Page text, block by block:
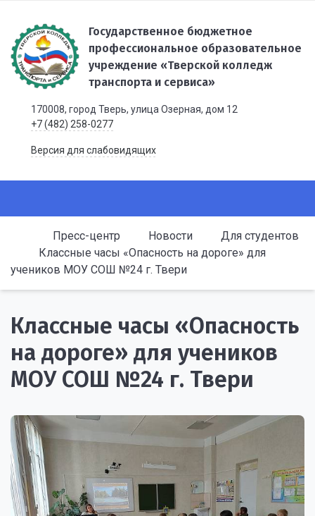
Государственное бюджетное
профессиональное образовательное
учреждение «Тверской колледж
транспорта и сервиса»
170008, город Тверь, улица Озерная, дом 12
+7 (482) 258-0277
Версия для слабовидящих
Пресс-центр Новости
Для студентов
Классные часы «Опасность на дороге» для
учеников МОУ СОШ №24 г. Твери
Классные часы «Опасность
на дороге» для учеников
МОУ СОШ №24 г. Твери